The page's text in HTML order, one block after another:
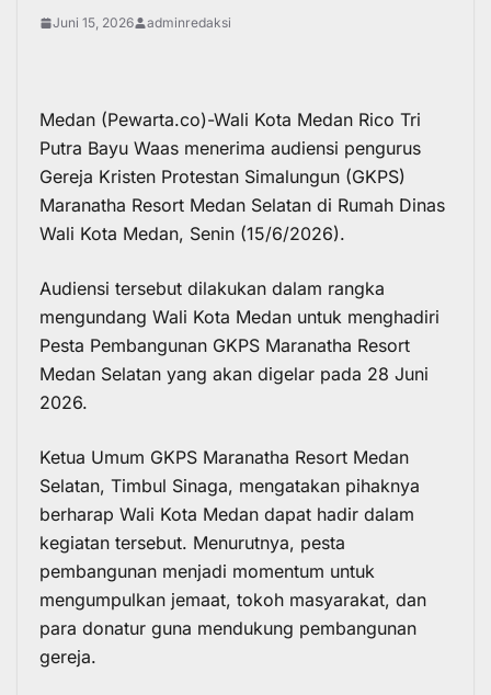
Juni 15, 2026 adminredaksi
Medan (Pewarta.co)-Wali Kota Medan Rico Tri
Putra Bayu Waas menerima audiensi pengurus
Gereja Kristen Protestan Simalungun (GKPS)
Maranatha Resort Medan Selatan di Rumah Dinas
Wali Kota Medan, Senin (15/6/2026).
Audiensi tersebut dilakukan dalam rangka
mengundang Wali Kota Medan untuk menghadiri
Pesta Pembangunan GKPS Maranatha Resort
Medan Selatan yang akan digelar pada 28 Juni
2026.
Ketua Umum GKPS Maranatha Resort Medan
Selatan, Timbul Sinaga, mengatakan pihaknya
berharap Wali Kota Medan dapat hadir dalam
kegiatan tersebut. Menurutnya, pesta
pembangunan menjadi momentum untuk
mengumpulkan jemaat, tokoh masyarakat, dan
para donatur guna mendukung pembangunan
gereja.